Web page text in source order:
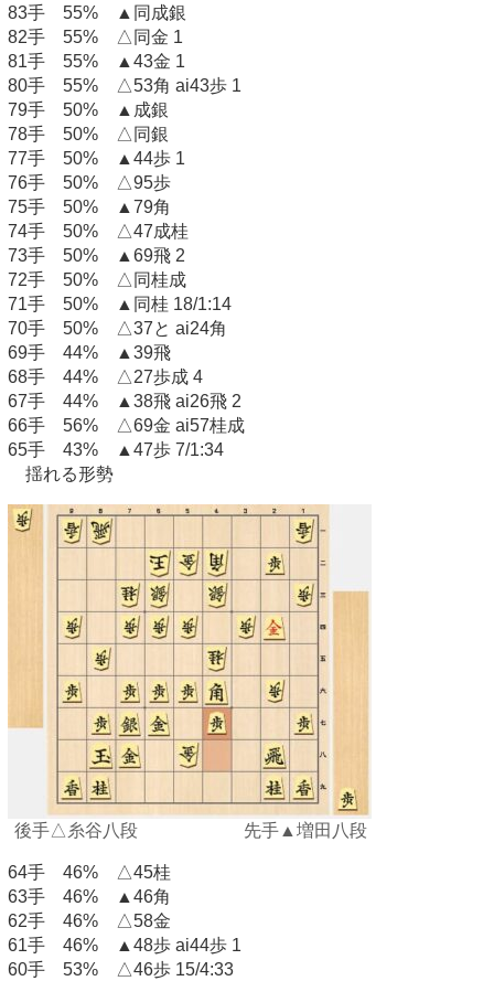
83手 55% ▲同成銀
82手 55% △同金 1
81手 55% ▲43金 1
80手 55% △53角 ai43歩 1
79手 50% ▲成銀
78手 50% △同銀
77手 50% ▲44歩 1
76手 50% △95歩
75手 50% ▲79角
74手 50% △47成桂
73手 50% ▲69飛 2
72手 50% △同桂成
71手 50% ▲同桂 18/1:14
70手 50% △37と ai24角
69手 44% ▲39飛
68手 44% △27歩成 4
67手 44% ▲38飛 ai26飛 2
66手 56% △69金 ai57桂成
65手 43% ▲47歩 7/1:34
揺れる形勢
後手△糸谷八段 先手▲増田八段
64手 46% △45桂
63手 46% ▲46角
62手 46% △58金
61手 46% ▲48歩 ai44歩 1
60手 53% △46歩 15/4:33